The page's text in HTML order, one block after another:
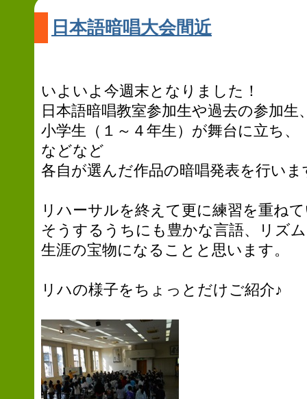
日本語暗唱大会間近
いよいよ今週末となりました！
日本語暗唱教室参加生や過去の参加生
小学生（１～４年生）が舞台に立ち、
などなど
各自が選んだ作品の暗唱発表を行いま
リハーサルを終えて更に練習を重ね
そうするうちにも豊かな言語、リズ
生涯の宝物になることと思います。
リハの様子をちょっとだけご紹介♪